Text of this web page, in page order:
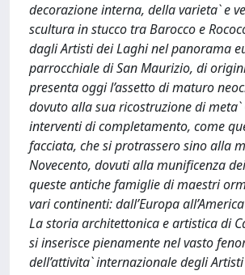
decorazione interna, della varieta` e
scultura in stucco tra Barocco e
dagli Artisti dei Laghi nel panorama
parrocchiale di San Maurizio, di
presenta oggi l’assetto di maturo
dovuto alla sua ricostruzione di
interventi di completamento, come
facciata, che si protrassero sino alla
Novecento, dovuti alla munificenza
queste antiche famiglie di maestri
vari continenti: dall’Europa
La storia architettonica e artistica di
si inserisce pienamente nel vasto
dell’attivita` internazionale degli